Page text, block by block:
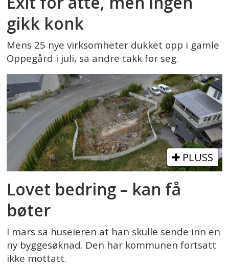
gikk konk
Mens 25 nye virksomheter dukket opp i gamle
Oppegård i juli, sa andre takk for seg.
PLUSS
Lovet bedring – kan få
bøter
I mars sa huseieren at han skulle sende inn en
ny byggesøknad. Den har kommunen fortsatt
ikke mottatt.